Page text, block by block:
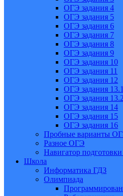
ОГЭ задания 4
ОГЭ задания 5
ОГЭ задания 6
ОГЭ задания 7
ОГЭ задания 8
ОГЭ задания 9
ОГЭ задания 10
ОГЭ задания 11
ОГЭ задания 12
ОГЭ задания 13.1
ОГЭ задания 13.2
ОГЭ задания 14
ОГЭ задания 15
ОГЭ задания 16
Пробные варианты
Разное ОГЭ
Навигатор
Школа
Информатика ГДЗ
Олимпиада